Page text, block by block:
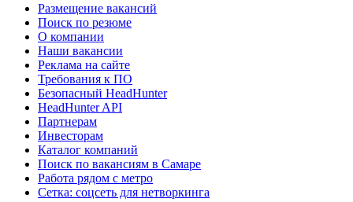
Размещение вакансий
Поиск по резюме
О компании
Наши вакансии
Реклама на сайте
Требования к ПО
Безопасный HeadHunter
HeadHunter API
Партнерам
Инвесторам
Каталог компаний
Поиск по вакансиям в Самаре
Работа рядом с метро
Сетка: соцсеть для нетворкинга